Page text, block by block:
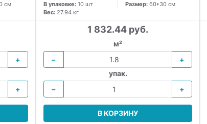
см
+
+
В упаковке: 10 шт Размер: 60*30 см
Вес: 27.94 кг
1 832.44 руб.
м²
−
+
упак.
−
+
В КОРЗИНУ